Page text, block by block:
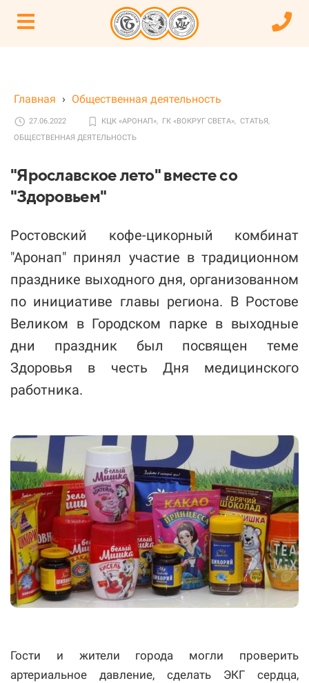
Главная › Общественная деятельность
27.06.2022 КЦК «АРОНАП», ГК «ВОКРУГ СВЕТА», СТАТЬЯ,
ОБЩЕСТВЕННАЯ ДЕЯТЕЛЬНОСТЬ
"Ярославское лето" вместе со
"Здоровьем"
Ростовский кофе-цикорный комбинат
"Аронап" принял участие в традиционном
празднике выходного дня, организованном
по инициативе главы региона. В Ростове
Великом в Городском парке в выходные
дни праздник был посвящен теме
Здоровья в честь Дня медицинского
работника.
Гости и жители города могли проверить
артериальное давление, сделать ЭКГ сердца,